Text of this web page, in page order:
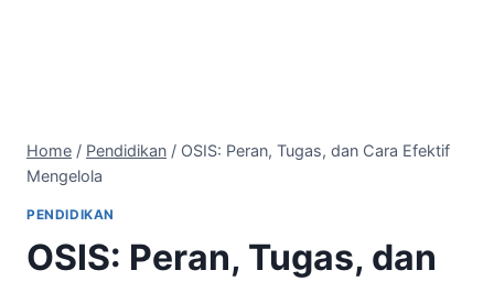
Home / Pendidikan / OSIS: Peran, Tugas, dan Cara Efektif
Mengelola
PENDIDIKAN
OSIS: Peran, Tugas, dan